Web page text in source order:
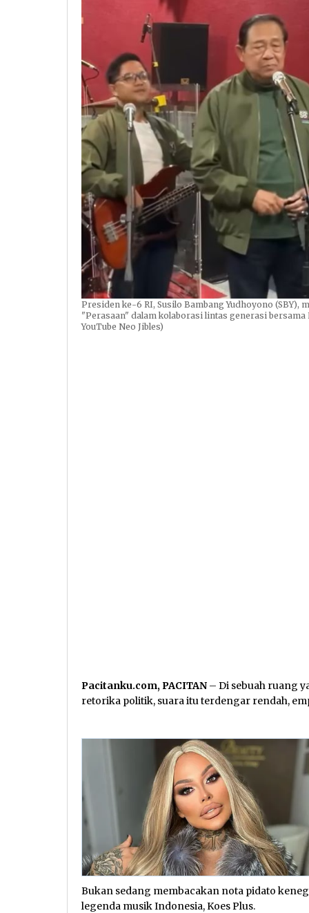
Presiden ke-6 RI, Susilo Bambang Yudhoyono
"Perasaan" dalam kolaborasi lintas generasi bersama
YouTube Neo Jibles)
Pacitanku.com, PACITAN – Di sebuah ruang
retorika politik, suara itu terdengar rendah,
Bukan sedang membacakan nota pidato
legenda musik Indonesia, Koes Plus.